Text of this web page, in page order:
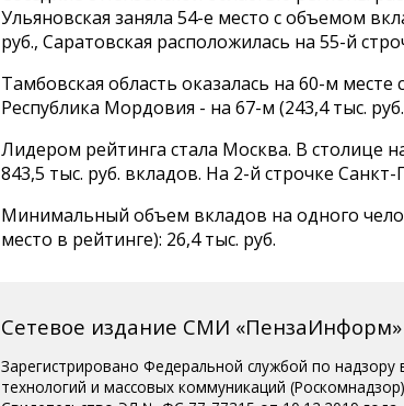
Ульяновская заняла 54-е место с объемом
руб., Саратовская расположилась на 55-й
Тамбовская область оказалась на 60-м месте
Республика Мордовия - на 67-м (243,4 тыс.
Лидером рейтинга стала Москва. В столице
843,5 тыс. руб. вкладов. На 2-й строчке Санкт-
Минимальный объем вкладов на одного
место в рейтинге): 26,4 тыс. руб.
Сетевое издание СМИ
Зарегистрировано Федеральной службой по
технологий и массовых коммуникаций